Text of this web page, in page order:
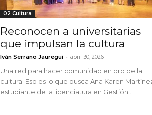
02 Cultura
Reconocen a universitarias
que impulsan la cultura
Iván Serrano Jauregui - abril 30, 2026
Una red para hacer comunidad en pro de la
cultura. Eso es lo que busca Ana Karen
estudiante de la licenciatura en Gestión...